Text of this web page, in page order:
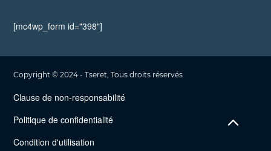
[mc4wp_form id="398"]
Copyright © 2024 - Tseret, Tous droits réservés
Clause de non-responsabilité
Politique de confidentialité
Condition d'utilisation